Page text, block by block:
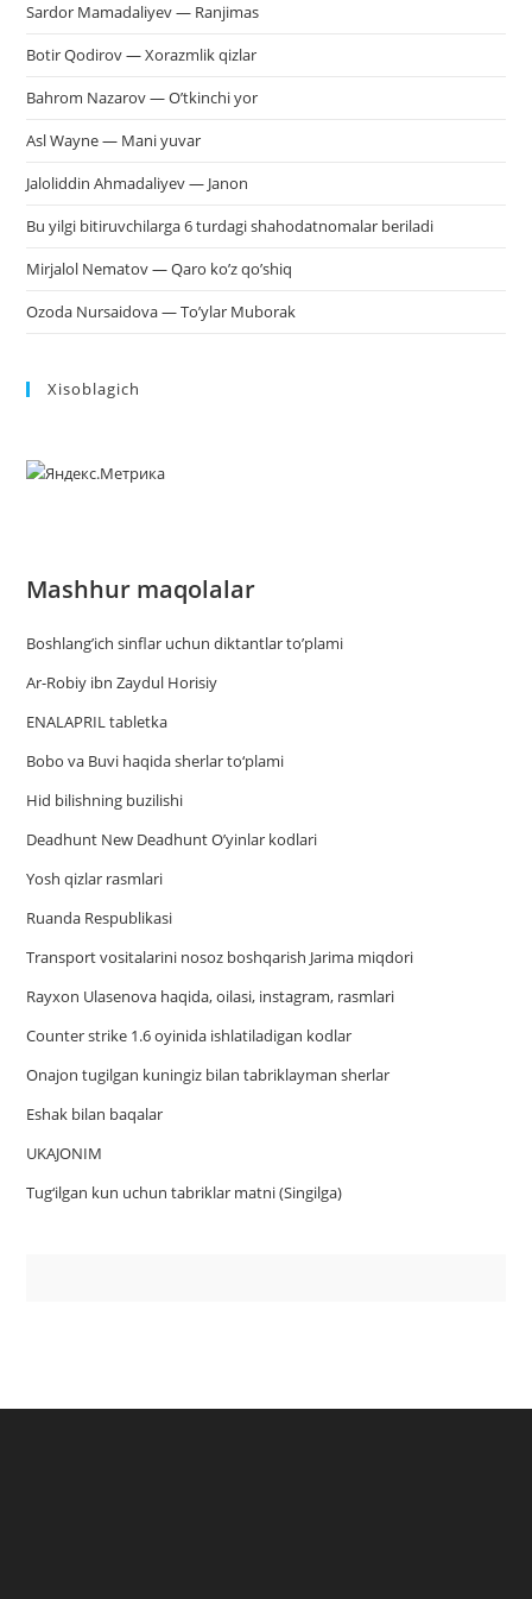
Sardor Mamadaliyev — Ranjimas
Botir Qodirov — Xorazmlik qizlar
Bahrom Nazarov — O’tkinchi yor
Asl Wayne — Mani yuvar
Jaloliddin Ahmadaliyev — Janon
Bu yilgi bitiruvchilarga 6 turdagi shahodatnomalar beriladi
Mirjalol Nematov — Qaro ko’z qo’shiq
Ozoda Nursaidova — To’ylar Muborak
Xisoblagich
Mashhur maqolalar
Boshlang’ich sinflar uchun diktantlar to’plami
Ar-Robiy ibn Zaydul Horisiy
ENALAPRIL tabletka
Bobo va Buvi haqida sherlar to‘plami
Hid bilishning buzilishi
Deadhunt New Deadhunt O’yinlar kodlari
Yosh qizlar rasmlari
Ruanda Respublikasi
Trаnsport vositаlаrini nosoz boshqаrish Jаrimа miqdori
Rayxon Ulasenova haqida, oilasi, instagram, rasmlari
Counter strike 1.6 oyinida ishlatiladigan kodlar
Onajon tugilgan kuningiz bilan tabriklayman sherlar
Eshak bilan baqalar
UKAJONIM
Tug‘ilgan kun uchun tabriklar matni (Singilga)